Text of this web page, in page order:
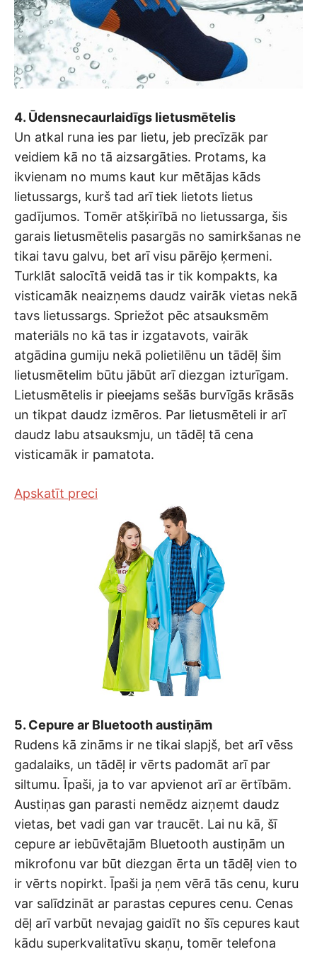
4. Ūdensnecaurlaidīgs lietusmētelis
Un atkal runa ies par lietu, jeb precīzāk par
veidiem kā no tā aizsargāties. Protams, ka
ikvienam no mums kaut kur mētājas kāds
lietussargs, kurš tad arī tiek lietots lietus
gadījumos. Tomēr atšķirībā no lietussarga, šis
garais lietusmētelis pasargās no samirkšanas ne
tikai tavu galvu, bet arī visu pārējo ķermeni.
Turklāt salocītā veidā tas ir tik kompakts, ka
visticamāk neaizņems daudz vairāk vietas nekā
tavs lietussargs. Spriežot pēc atsauksmēm
materiāls no kā tas ir izgatavots, vairāk
atgādina gumiju nekā polietilēnu un tādēļ šim
lietusmētelim būtu jābūt arī diezgan izturīgam.
Lietusmētelis ir pieejams sešās burvīgās krāsās
un tikpat daudz izmēros. Par lietusmēteli ir arī
daudz labu atsauksmju, un tādēļ tā cena
visticamāk ir pamatota.
Apskatīt preci
5. Cepure ar Bluetooth austiņām
Rudens kā zināms ir ne tikai slapjš, bet arī vēss
gadalaiks, un tādēļ ir vērts padomāt arī par
siltumu. Īpaši, ja to var apvienot arī ar ērtībām.
Austiņas gan parasti nemēdz aizņemt daudz
vietas, bet vadi gan var traucēt. Lai nu kā, šī
cepure ar iebūvētajām Bluetooth austiņām un
mikrofonu var būt diezgan ērta un tādēļ vien to
ir vērts nopirkt. Īpaši ja ņem vērā tās cenu, kuru
var salīdzināt ar parastas cepures cenu. Cenas
dēļ arī varbūt nevajag gaidīt no šīs cepures kaut
kādu superkvalitatīvu skaņu, tomēr telefona